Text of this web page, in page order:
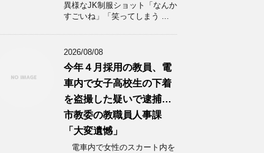
異様なJK制服ショット「なんか
すごいね」「笑ってしまう ...
2026/08/08
今年４月採用の教員、電
車内で女子高校生の下着
を盗撮した疑いで逮捕…
市教委の教職員人事課
「大変遺憾」
電車内で女性のスカート内を